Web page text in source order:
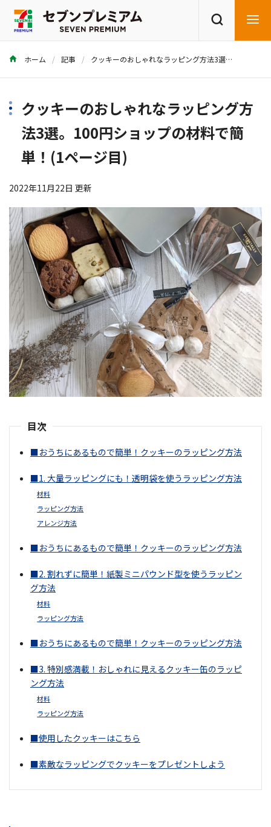
商品を探す レシピを探す
ホーム 記事 クッキーのおしゃれなラッピング方法3選。100円ショップの材料で簡単！
クッキーのおしゃれなラッピング方
法3選。100円ショップの材料で簡
単！(1ページ目)
2022年11月22日 更新
目次
■おうちにあるもので簡単！クッキーのラッピング方法
■1. 大量ラッピングにも！透明袋を使うラッピング方法
材料
ラッピング方法
アレンジ方法
■おうちにあるもので簡単！クッキーのラッピング方法
■2. 割れずに簡単！紙製ミニパウンド型を使うラッピン
グ方法
材料
ラッピング方法
■おうちにあるもので簡単！クッキーのラッピング方法
■3. 特別感満載！おしゃれに見えるクッキー缶のラッピ
ング方法
材料
ラッピング方法
■使用したクッキーはこちら
■素敵なラッピングでクッキーをプレゼントしよう